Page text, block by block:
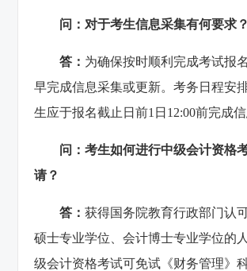
问：对于考生信息采集有何要求？
答： 为确保按时顺利完成考试报
早完成信息采集或更新。考务日程安
生应于报名截止日前1日12:00前完成
问：考生如何进行中级会计资格
请？
答：获得国务院教育行政部门认
硕士专业学位、会计博士专业学位的
级会计资格考试可免试《财务管理》